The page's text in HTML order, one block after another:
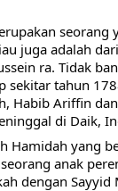
seorang
juga adalah
ra. Tidak
sekitar tahun
Habib Ariffin
di Daik,
Hamidah yang
anak
dengan